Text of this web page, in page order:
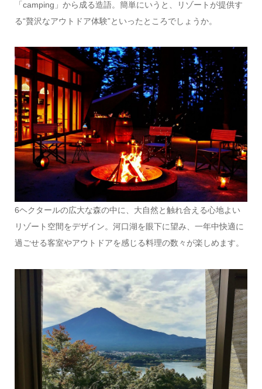
「camping」から成る造語。簡単にいうと、リゾートが提供す
る“贅沢なアウトドア体験”といったところでしょうか。
6ヘクタールの広大な森の中に、大自然と触れ合える心地よい
リゾート空間をデザイン。河口湖を眼下に望み、一年中快適に
過ごせる客室やアウトドアを感じる料理の数々が楽しめます。